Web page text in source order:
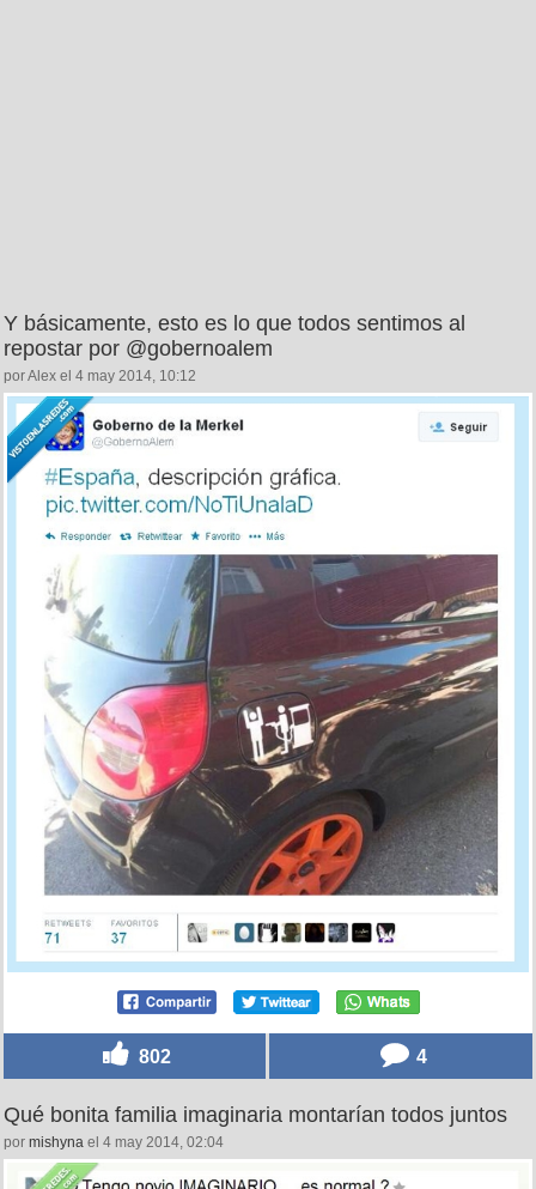
Y básicamente, esto es lo que todos sentimos al
repostar por @gobernoalem
por Alex el 4 may 2014, 10:12
Qué bonita familia imaginaria montarían todos juntos
pormishynael 4 may 2014, 02:04